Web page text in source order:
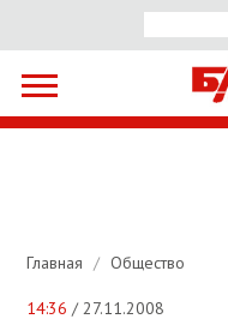
Главная / Общество
14:36 / 27.11.2008